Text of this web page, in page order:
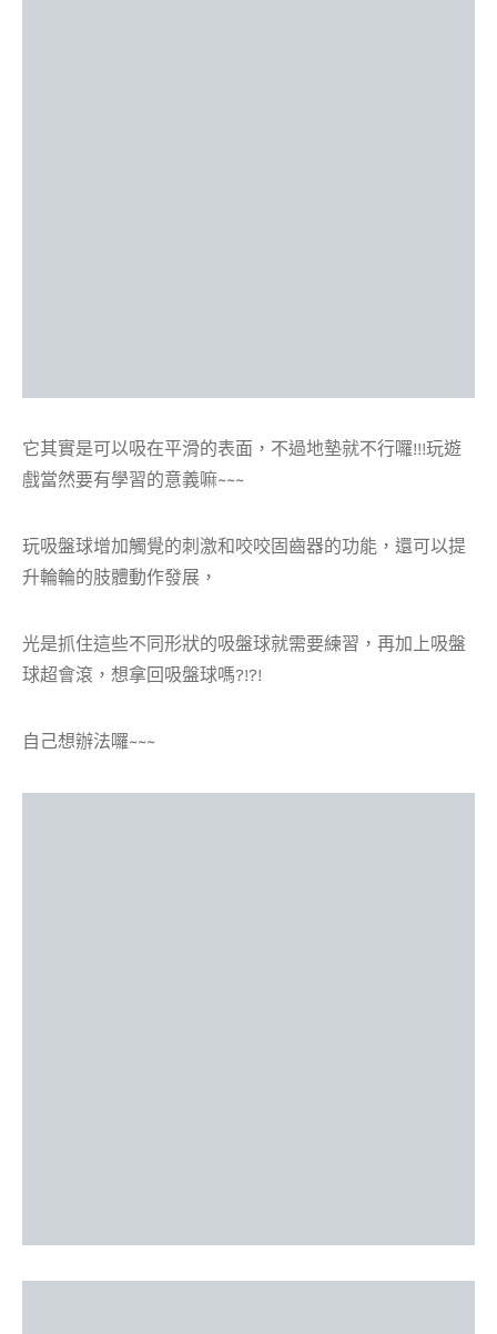
它其實是可以吸在平滑的表面，不過地墊就不行囉!!!玩遊
戲當然要有學習的意義嘛~~~
玩吸盤球增加觸覺的刺激和咬咬固齒器的功能，還可以提
升輪輪的肢體動作發展，
光是抓住這些不同形狀的吸盤球就需要練習，再加上吸盤
球超會滾，想拿回吸盤球嗎?!?!
自己想辦法囉~~~